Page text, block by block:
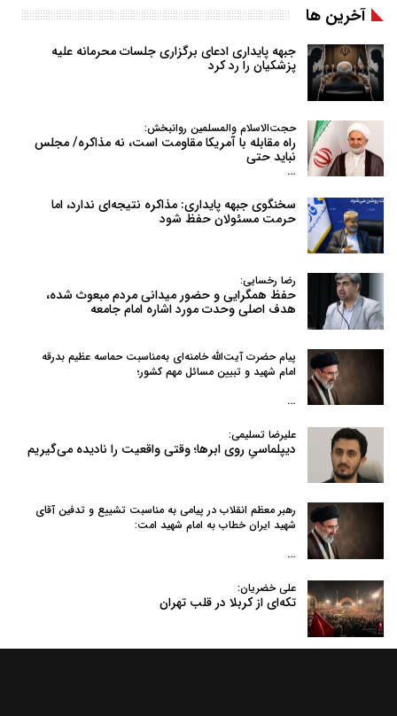
آخرین ها
جبهه پایداری ادعای برگزاری جلسات محرمانه علیه
پزشکیان را رد کرد
حجت‌الاسلام والمسلمین روانبخش:
راه مقابله با آمریکا مقاومت است، نه مذاکره/ مجلس
نباید حتی
…
سخنگوی جبهه پایداری: مذاکره نتیجه‌ای ندارد، اما
حرمت مسئولان حفظ شود
رضا رخسایی:
حفظ همگرایی و حضور میدانی مردم مبعوث شده،
هدف اصلی وحدت مورد اشاره امام جامعه
پیام حضرت آیت‌الله خامنه‌ای به‌مناسبت حماسه عظیم بدرقه
امام شهید و تبیین مسائل مهم کشور؛
…
علیرضا تسلیمی:
دیپلماسیِ روی ابرها؛ وقتی واقعیت را نادیده می‌گیریم
رهبر معظم انقلاب در پیامی به‌ مناسبت تشییع و تدفین آقای
شهید ایران خطاب به امام شهید امت:
…
علی خضریان:
تکه‌ای از کربلا در قلب تهران